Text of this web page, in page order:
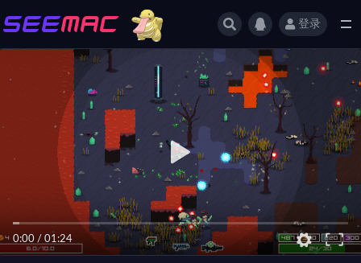
登录
0:00 / 01:24